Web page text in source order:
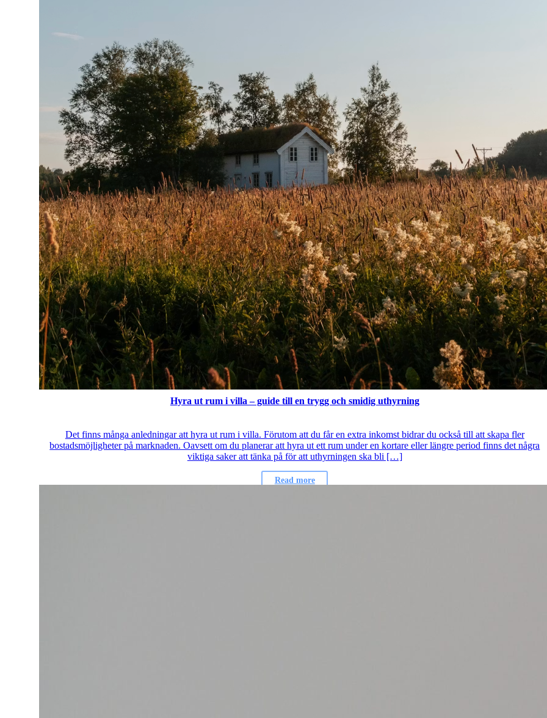
Hyra ut rum i villa – guide till en trygg och smidig uthyrning
Det finns många anledningar att hyra ut rum i villa. Förutom att du får en extra inkomst bidrar du också till att skapa fler
bostadsmöjligheter på marknaden. Oavsett om du planerar att hyra ut ett rum under en kortare eller längre period finns det några
viktiga saker att tänka på för att uthyrningen ska bli […]
Read more